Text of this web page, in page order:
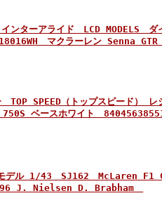
ターアライド LCD MODELS ダ
マクラーレン Senna GTR
SPEED（トップスピード） レ
ベースホワイト
モデル 1/43 SJ162 McLaren F1
J. Nielsen D. Brabham